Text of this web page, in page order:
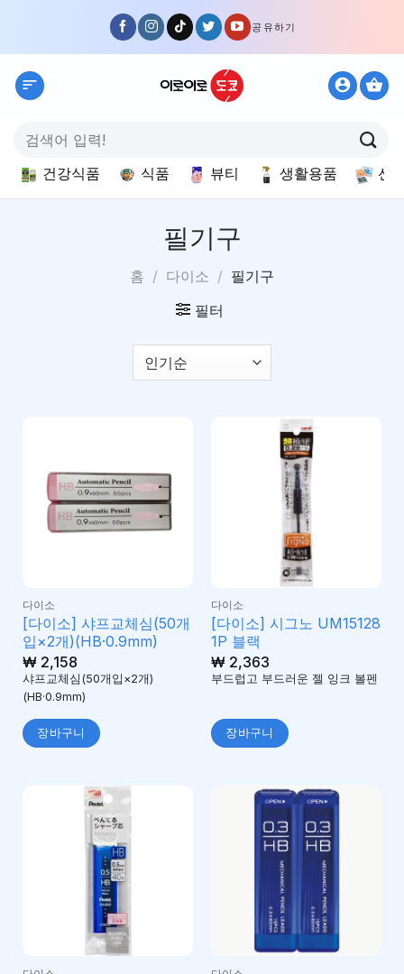
content
공유하기
색:
건강식품 식품 뷰티 생활용품 선
필기구
홈 / 다이소 / 필기구
필터
다이소
[다이소] 샤프교체심(50개
입×2개)(HB·0.9mm)
₩2,158
샤프교체심(50개입×2개)
(HB·0.9mm)
장바구니
다이소
[다이소] 시그노 UM15128
1P 블랙
₩2,363
부드럽고 부드러운 젤 잉크 볼펜
장바구니